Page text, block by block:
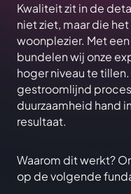
Kwaliteit zit in de
niet ziet, maar die
woonplezier. Met
bundelen wij onze
hoger niveau te
gestroomlijnd
duurzaamheid hand
resultaat.
Waarom dit werkt?
op de volgende